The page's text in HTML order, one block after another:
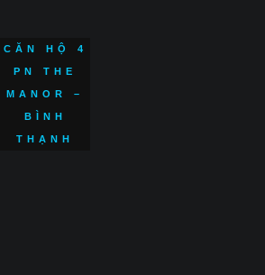
CĂN HỘ 4
PN THE
MANOR –
BÌNH
THẠNH